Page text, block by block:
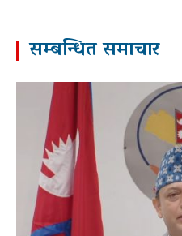
सम्बन्धित समाचार